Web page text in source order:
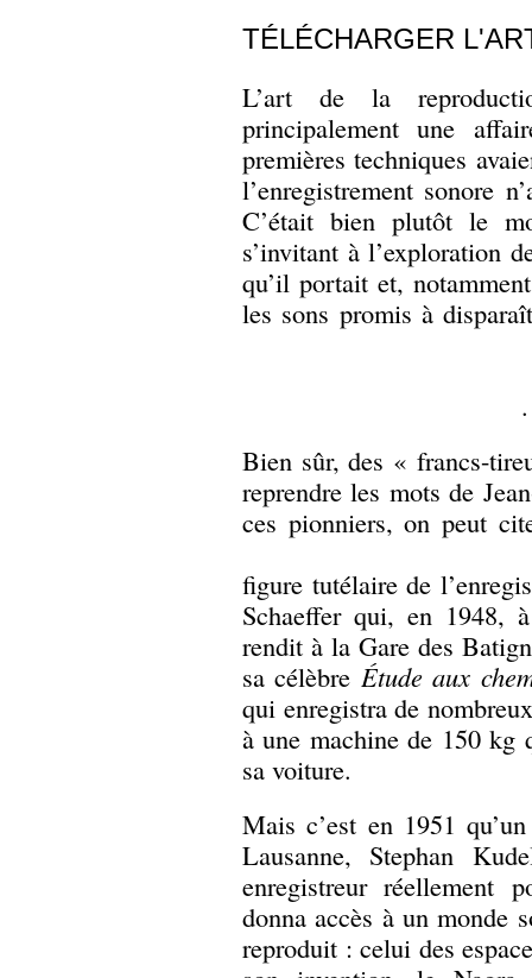
TÉLÉCHARGER
L’art de la
principalement une
premières techniques
l’enregistrement sonore
C’était bien plutôt le
s’invitant à l’exploration
qu’il portait et,
les sons promis à
.
Bien sûr, des « francs-
reprendre les mots de
ces pionniers, on peut
figure tutélaire de
Schaeffer qui, en 1948,
rendit à la Gare des
sa célèbre Étude aux
qui enregistra de
à une machine de 150 kg
sa voiture.
Mais c’est en 1951
Lausanne, Stephan
enregistreur réellement
donna accès à un monde
reproduit : celui des